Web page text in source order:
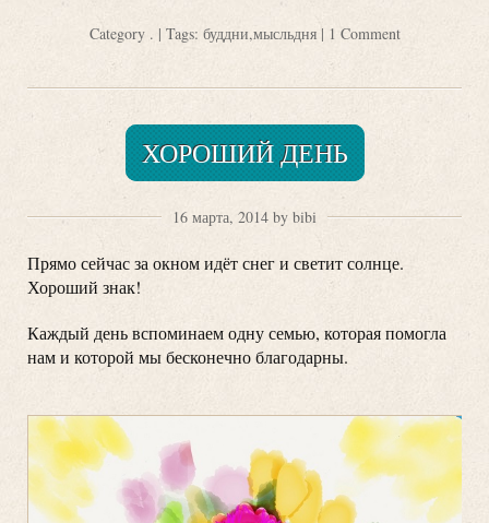
Category . | Tags: буддни,мысльдня| 1 Comment
ХОРОШИЙ ДЕНЬ
16 марта, 2014 by bibi
Прямо сейчас за окном идёт снег и светит солнце.
Хороший знак!
Каждый день вспоминаем одну семью, которая помогла
нам и которой мы бесконечно благодарны.